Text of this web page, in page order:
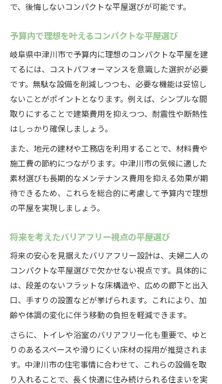
で、後悔しないコンパクトな平屋選びが可能です。
予算内で理想を叶えるコンパクトな平屋選び
岐阜県中津川市で予算内に理想のコンパクトな平屋を建
てるには、コストパフォーマンスを意識した選択が必要
です。無駄な設備を削減しつつも、必要な機能は妥協し
ないことがポイントとなります。例えば、シンプルな間
取りにすることで建築費用を抑えつつ、耐震性や断熱性
はしっかり確保しましょう。
また、地元の建材や工務店を利用することで、材料費や
施工費の節約につながります。中津川市の気候に適した
素材選びも長期的なメンテナンス費用を抑える効果が期
待できるため、これらを総合的に考慮して予算内で理想
の平屋を実現しましょう。
将来を考えたバリアフリー視点の平屋選び
将来の安心を見据えたバリアフリー設計は、夫婦二人の
コンパクトな平屋選びで欠かせない視点です。具体的に
は、段差のないフラットな床構造や、広めの廊下と出入
口、手すりの設置などが挙げられます。これにより、加
齢や体調の変化に伴う移動の負担を軽減できます。
さらに、トイレや浴室のバリアフリー化も重要で、ゆと
りのあるスペースや滑りにくい床材の採用が推奨されま
す。中津川市の住宅事情に合わせて、これらの設備を取
り入れることで、長く快適に住み続けられる住まいを実